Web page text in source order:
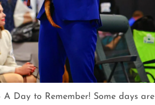
Day to Remember! Some days are